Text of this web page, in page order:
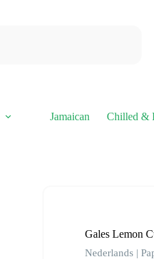
Jamaican Chilled &
Gales Lemon
Nederlands |